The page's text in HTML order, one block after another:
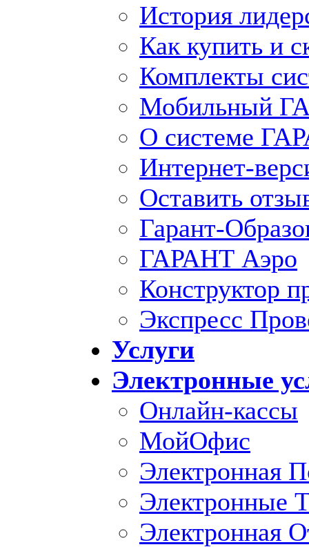
История
Как купить и
Комплекты
Мобильный
О системе
Интернет-
Оставить
Гарант-
ГАРАНТ Аэро
Конструктор
Экспресс
Услуги
Электронные
Онлайн-кассы
МойОфис
Электронная
Электронные
Электронная